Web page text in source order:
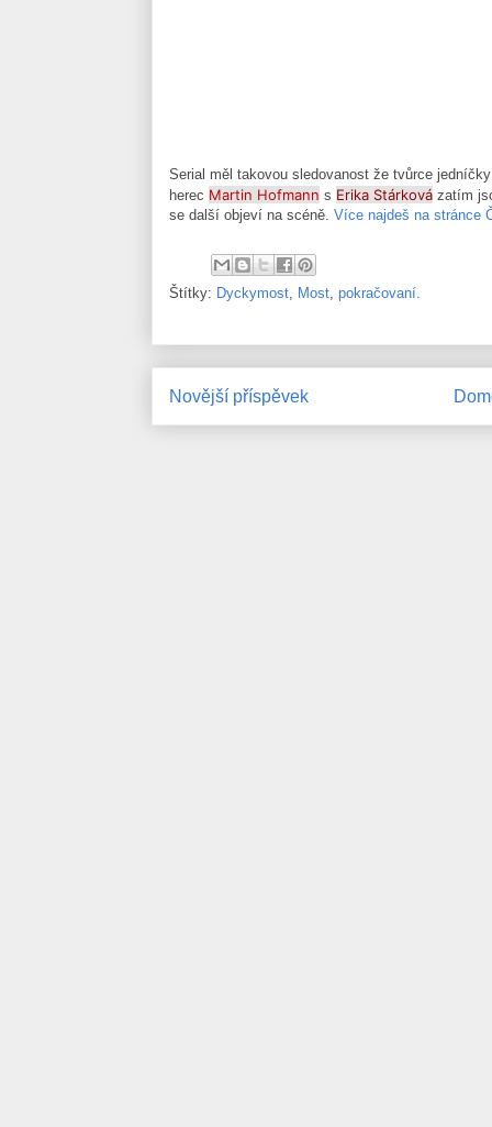
Serial měl takovou sledovanost že tvůrce
herec Martin Hofmann s Erika Stárková zatím
se další objeví na scéně. Více najdeš na stránce
Štítky: Dyckymost, Most, pokračovaní.
Novější příspěvek